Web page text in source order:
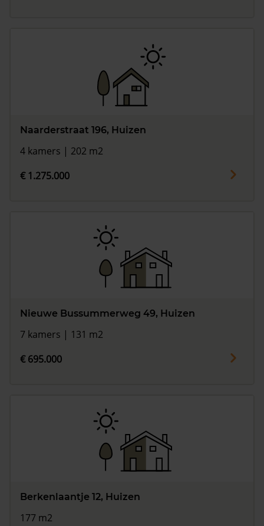
Naarderstraat 196, Huizen
4 kamers | 202 m2
€ 1.275.000
Nieuwe Bussummerweg 49, Huizen
7 kamers | 131 m2
€ 695.000
Berkenlaantje 12, Huizen
177 m2